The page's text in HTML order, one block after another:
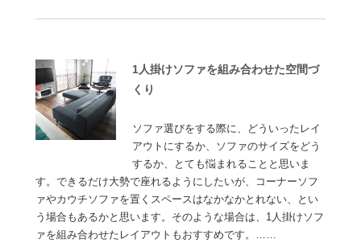
1人掛けソファを組み合わせた空間づ
くり
ソファ選びをする際に、どういったレイ
アウトにするか、ソファのサイズをどう
するか、とても悩まれることと思いま
す。できるだけ大勢で座れるようにしたいが、コーナーソフ
ァやカウチソファを置くスペースはなかなかとれない、とい
う場合もあるかと思います。そのような場合は、1人掛けソフ
ァを組み合わせたレイアウトもおすすめです。……